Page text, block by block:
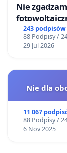
Nie
mieszkańców
243 podpisów
88 Podpisy /
29 Jul 2026
Nie dla
11 067
88 Podpisy /
6 Nov 2025